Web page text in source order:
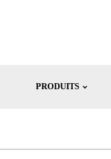
PRODUITS